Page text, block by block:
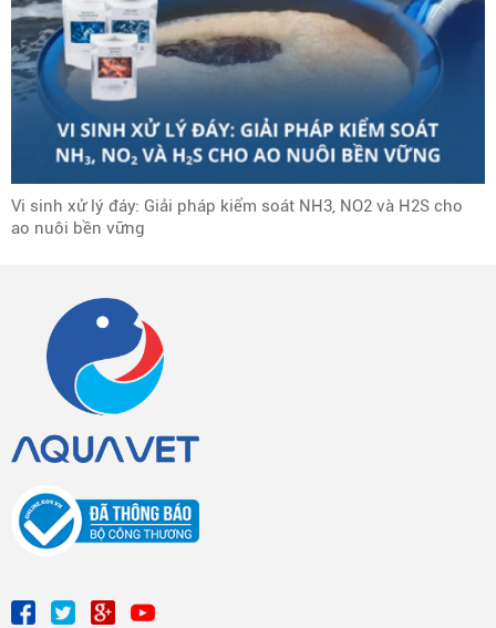
Vi sinh xử lý đáy: Giải pháp kiểm soát NH3, NO2 và H2S cho
ao nuôi bền vững